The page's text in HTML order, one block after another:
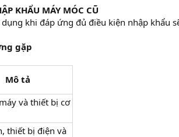
KHẨU MÁY MÓC CŨ
khi đáp ứng đủ điều kiện nhập khẩu
gặp
Mô tả
và thiết bị cơ
thiết bị điện và